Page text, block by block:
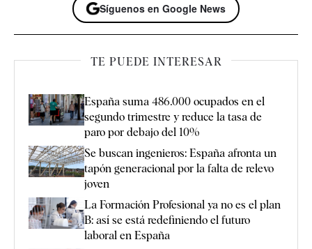
Síguenos en Google News
TE PUEDE INTERESAR
España suma 486.000 ocupados en el
segundo trimestre y reduce la tasa de
paro por debajo del 10%
Se buscan ingenieros: España afronta un
tapón generacional por la falta de relevo
joven
La Formación Profesional ya no es el plan
B: así se está redefiniendo el futuro
laboral en España